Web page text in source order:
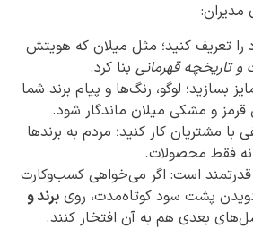
مدیران:
را تعریف کنید؛ مثل میلان که هویتش
تاریخچه قهرمانی بنا کرد.
بسازید؛ لوگو، رنگ‌ها و پیام برند شما
قرمز و مشکی میلان ماندگار شود.
با مشتریان کار کنید؛ مردم به برندها
نه فقط محصولات.
است: اگر می‌خواهی کسب‌وکارت
پشت سود کوتاه‌مدت، روی برند و
بعدی هم به آن افتخار کنند.